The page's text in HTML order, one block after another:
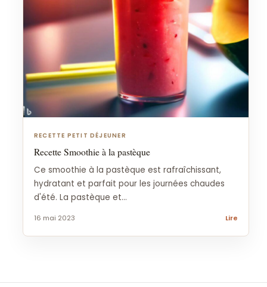
RECETTE PETIT DÉJEUNER
Recette Smoothie à la pastèque
Ce smoothie à la pastèque est rafraîchissant,
hydratant et parfait pour les journées chaudes
d'été. La pastèque et...
16 mai 2023 Lire